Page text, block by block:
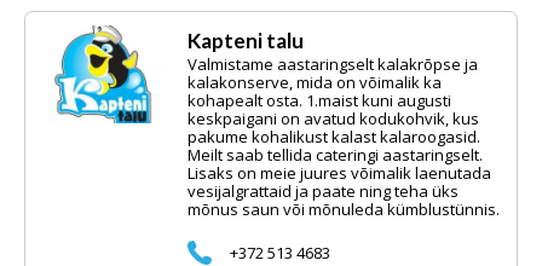
Kapteni talu
Valmistame aastaringselt kalakrõpse ja
kalakonserve, mida on võimalik ka
kohapealt osta. 1.maist kuni augusti
keskpaigani on avatud kodukohvik, kus
pakume kohalikust kalast kalaroogasid.
Meilt saab tellida cateringi aastaringselt.
Lisaks on meie juures võimalik laenutada
vesijalgrattaid ja paate ning teha üks
mõnus saun või mõnuleda kümblustünnis.
+372 513 4683